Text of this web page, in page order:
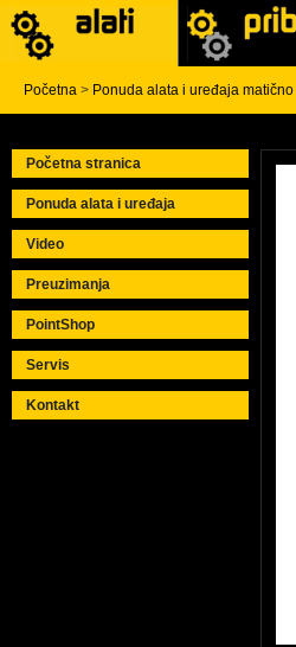
Početna > Ponuda alata i uređaja matično
Početna stranica
Ponuda alata i uređaja
Video
Preuzimanja
PointShop
Servis
Kontakt